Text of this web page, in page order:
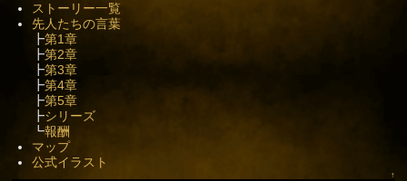
ストーリー一覧
先人たちの言葉
┣第1章
┣第2章
┣第3章
┣第4章
┣第5章
┣シリーズ
┗報酬
マップ
公式イラスト
↑